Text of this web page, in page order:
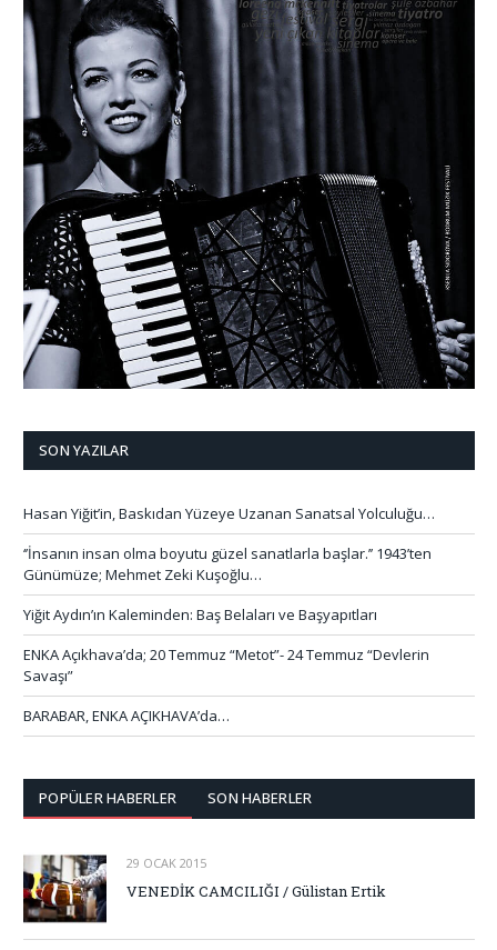
SON YAZILAR
Hasan Yiğit’in, Baskıdan Yüzeye Uzanan Sanatsal Yolculuğu…
‘’İnsanın insan olma boyutu güzel sanatlarla başlar.’’ 1943’ten
Günümüze; Mehmet Zeki Kuşoğlu…
Yiğit Aydın’ın Kaleminden: Baş Belaları ve Başyapıtları
ENKA Açıkhava’da; 20 Temmuz “Metot”- 24 Temmuz “Devlerin
Savaşı”
BARABAR, ENKA AÇIKHAVA’da…
POPÜLER HABERLER SON HABERLER
29 OCAK 2015
VENEDİK CAMCILIĞI / Gülistan Ertik